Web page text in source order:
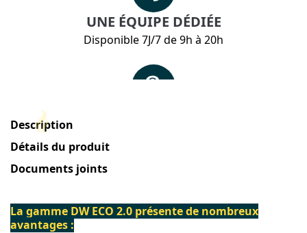
Description
Détails du produit
Documents joints
La gamme DW ECO 2.0 présente de nombreux
avantages :